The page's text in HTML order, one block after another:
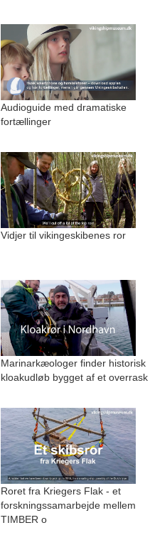
Audioguide med dramatiske
fortællinger
Vidjer til vikingeskibenes ror
Marinarkæologer finder historisk
kloakudløb bygget af et overrask
Roret fra Kriegers Flak - et
forskningssamarbejde mellem
TIMBER o